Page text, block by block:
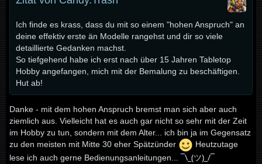
Ich finde es krass, dass du mit so einem "hohen Anspruch" an
deine effektiv erste än Modelle rangehst und dir so viele
detaillierte Gedanken machst.
So tiefgehend habe ich erst nach über 15 Jahren Tabletop
Hobby angefangen, mich mit der Bemalung zu beschäftigen.
Hut ab!
Danke - mit dem hohen Anspruch bremst man sich aber auch
ziemlich aus. Vielleicht hat es auch gar nicht so sehr mit der Zeit
im Hobby zu tun, sondern mit dem Alter... ich bin ja im Gegensatz
zu den meisten mit Mitte 30 eher Spätzünder
Heutzutage
lese ich auch gerne Bedienungsanleitungen... ¯\_(ツ)_/¯